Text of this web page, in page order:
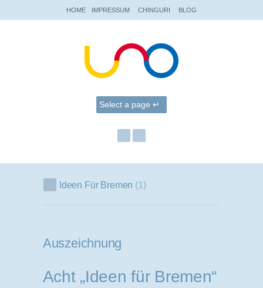
HOME IMPRESSUM CHINGURI BLOG
Ideen Für Bremen 1
Auszeichnung
Acht „Ideen für Bremen“